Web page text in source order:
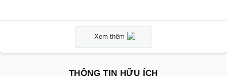
Xem thêm
THÔNG TIN HỮU ÍCH